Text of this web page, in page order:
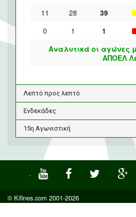
11
28 39
0
1 1
Αναλυτικά οι αγώνες
ΑΠΟΕΛ
Λεπτό προς λεπτό
Ενδεκάδες
15η Αγωνιστική
·
© Kifines.com 2001-2026